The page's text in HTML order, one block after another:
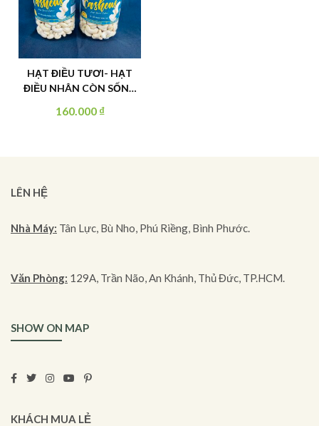
HẠT ĐIỀU TƯƠI- HẠT
ĐIỀU NHÂN CÒN SỐNG
500G
160.000 ₫
LÊN HỆ
Nhà Máy: Tân Lực, Bù Nho, Phú Riềng, Bình Phước.
Văn Phòng: 129A, Trần Não, An Khánh, Thủ Đức, TP.HCM.
SHOW ON MAP
KHÁCH MUA LẺ